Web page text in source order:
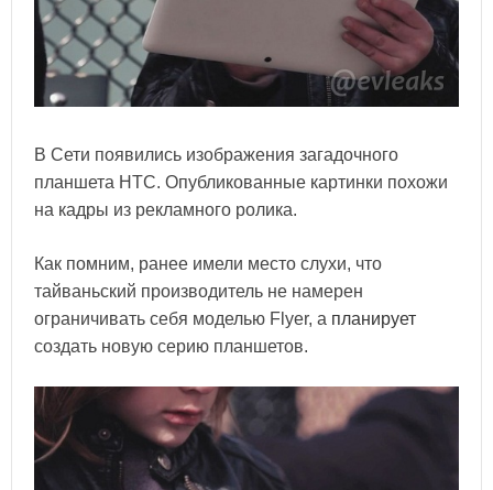
В Сети появились изображения загадочного
планшета НТС. Опубликованные картинки похожи
на кадры из рекламного ролика.
Как помним, ранее имели место слухи, что
тайваньский производитель не намерен
ограничивать себя моделью Flyer, а планирует
создать новую серию планшетов.